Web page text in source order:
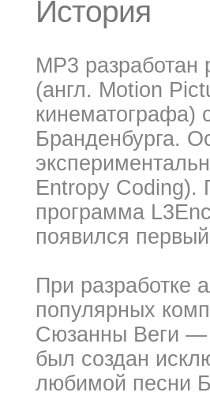
История
MP3 разработан
(англ. Motion
кинематографа)
Бранденбурга.
Entropy Coding).
программа
появился
При разработке
популярных
Сюзанны Веги —
был создан
любимой песни